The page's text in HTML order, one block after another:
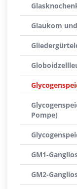
Glaukom
Pompe)
GM1-
GM2-